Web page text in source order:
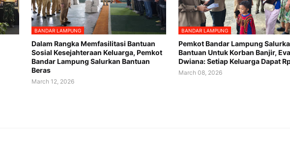
BANDAR LAMPUNG
Dalam Rangka Memfasilitasi Bantuan
Sosial Kesejahteraan Keluarga, Pemkot
Bandar Lampung Salurkan Bantuan
Beras
March 12, 2026
BANDAR LAMPUNG
Pemkot Bandar Lampung
Bantuan Untuk Korban Banjir, Eva
Dwiana: Setiap Keluarga Dapat
March 08, 2026